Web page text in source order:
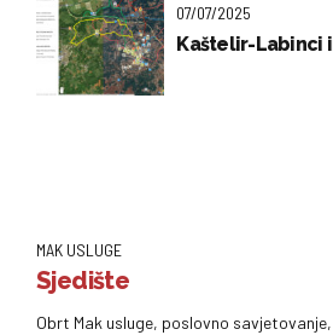
07/07/2025
Kaštelir-Labinci
MAK USLUGE
Sjedište
Obrt Mak usluge, poslovno